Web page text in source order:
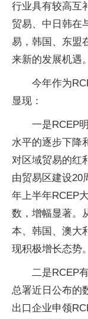
行业具有较高互
贸易、中日韩在
易，韩国、东盟
来新的发展机遇。
今年作为
显现：
一是RCEP
水平的逐步下降
对区域贸易的红
由贸易区建设20
年上半年RCEP
数，增幅显著。
本、韩国、澳大
现积极增长态势。
二是RCEP
总署近日公布的
出口企业申领